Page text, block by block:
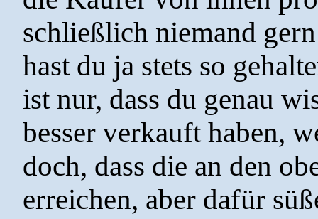
schließlich niemand
hast du ja stets so
ist nur, dass du genau
besser verkauft haben,
doch, dass die an den
erreichen, aber dafür